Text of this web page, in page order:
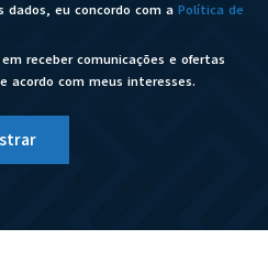
dados, eu concordo com aPolítica de
em receber comunicações e ofertas
acordo com meus interesses.